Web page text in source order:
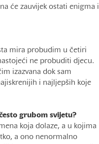
će zauvijek ostati enigma i
mira probudim u četiri
ne probuditi djecu.
izazvana dok sam
i najljepših koje
grubom svijetu?
koja dolaze, a u kojima
a ono nenormalno